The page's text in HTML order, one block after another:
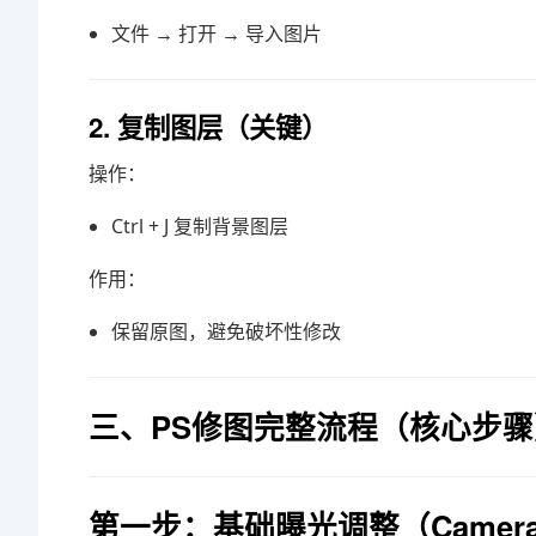
文件 → 打开 → 导入图片
2. 复制图层（关键）
操作：
Ctrl + J 复制背景图层
作用：
保留原图，避免破坏性修改
三、PS修图完整流程（核心步骤
第一步：基础曝光调整（Camera